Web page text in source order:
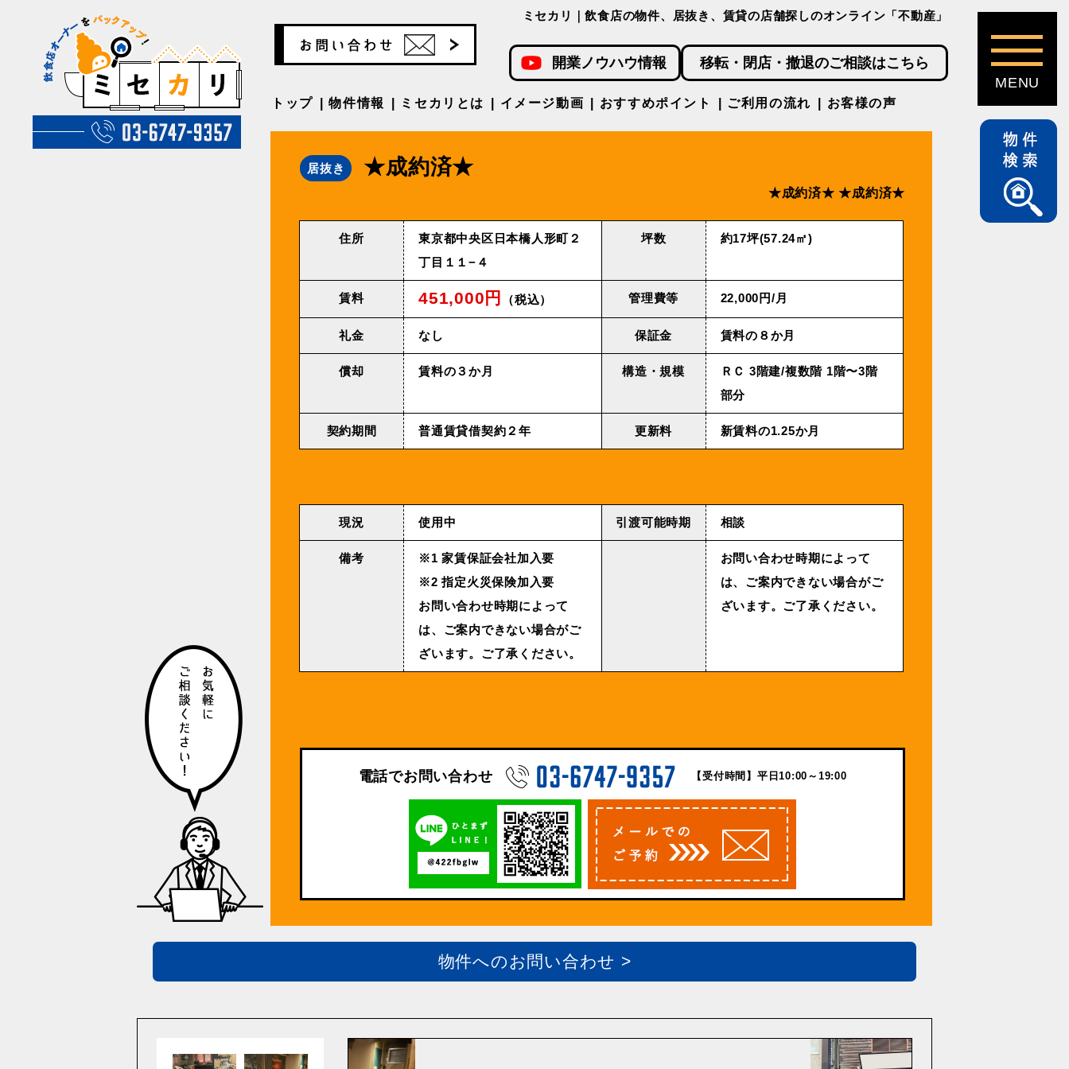
ミセカリ｜飲食店の物件、居抜き、賃貸の店舗探しのオンライン「不動産」
開業ノウハウ情報 移転・閉店・撤退のご相談はこちら
トップ 物件情報 ミセカリとは イメージ動画 おすすめポイント ご利用の流れ お客様の声
居抜き ★成約済★
★成約済★ ★成約済★
住所
東京都中央区日本橋人形町２
丁目１１−４
坪数 約17坪(57.24㎡)
賃料 451,000円 （税込） 管理費等 22,000円/⽉
礼金 なし 保証金 賃料の８か月
償却 賃料の３か月 構造・規模
ＲＣ 3階建/複数階 1階〜3階
部分
契約期間 普通賃貸借契約２年 更新料 新賃料の1.25か月
現況 使用中 引渡可能時期 相談
備考
※1 家賃保証会社加入要
※2 指定火災保険加入要
お問い合わせ時期によって
は、ご案内できない場合がご
ざいます。ご了承ください。
お問い合わせ時期によって
は、ご案内できない場合がご
ざいます。ご了承ください。
電話でお問い合わせ 【受付時間】平日10:00～19:00
物件へのお問い合わせ >